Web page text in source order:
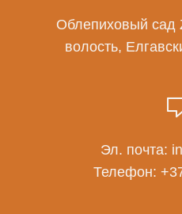
Облепиховый сад
волость,
Эл. почта:
Телефон: